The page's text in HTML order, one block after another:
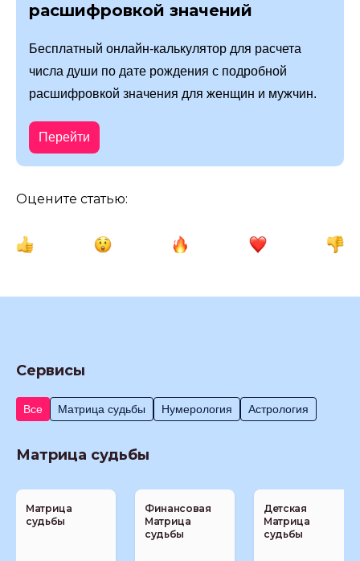
расшифровкой значений
Бесплатный онлайн-калькулятор для расчета
числа души по дате рождения с подробной
расшифровкой значения для женщин и мужчин.
Перейти
Оцените статью:
Сервисы
Все Матрица судьбы Нумерология Астрология
Матрица судьбы
Матрица
судьбы
Финансовая
Матрица
судьбы
Детская
Матрица
судьбы